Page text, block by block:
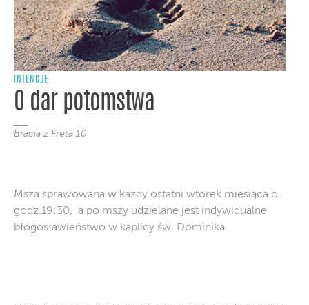
INTENCJE
O dar potomstwa
Bracia z Freta 10
Msza sprawowana w każdy ostatni wtorek miesiąca o
godz.19:30, a po mszy udzielane jest indywidualne
błogosławieństwo w kaplicy św. Dominika.